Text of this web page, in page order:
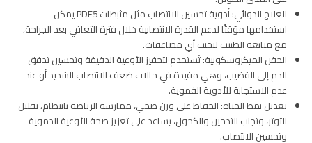
العلاج الدوائي: أدوية تحسين الانتصاب مثل مثبطات PDE5 يمكن
استخدامها مؤقتًا لدعم القدرة الانتصابية خلال فترة التعافي بعد الجراحة،
مع متابعة الطبيب لتجنب أي مضاعفات.
الحقن الميكروسكوبية: تُستخدم لتحفيز الأوعية الدقيقة وتحسين تدفق
الدم إلى القضيب، وهي مفيدة في حالات ضعف الانتصاب الشديد أو عند
عدم الاستجابة للأدوية الفموية.
تعديل نمط الحياة: الحفاظ على وزن صحي، ممارسة الرياضة بانتظام، تقليل
التوتر، وتجنب التدخين والكحول، يساعد على تعزيز صحة الأوعية الدموية
وتحسين الانتصاب.